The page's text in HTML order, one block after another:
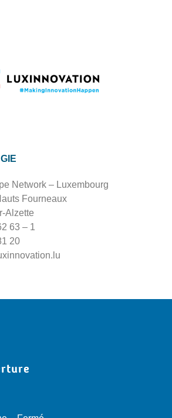
Network – Luxembourg
Fourneaux
Alzette
63 – 1
20